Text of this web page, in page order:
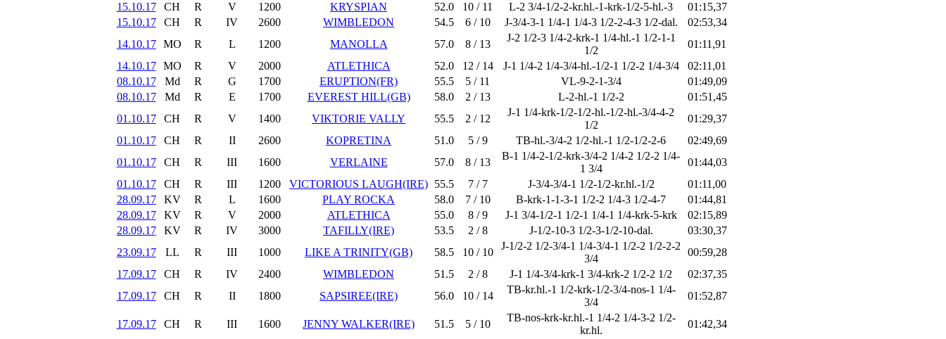
15.10.17
CH R V 1200 KRYSPIAN 52.0 10 / 11 L-2 3/4-1/2-2-kr.hl.-1-krk-1/2-5-hl.-3
01:15,37
15.10.17
CH R IV 2600 WIMBLEDON 54.5 6 / 10 J-3/4-3-1 1/4-1 1/4-3 1/2-2-4-3 1/2-dal.
02:53,34
14.10.17
MO R L 1200 MANOLLA 57.0 8 / 13
J-2 1/2-3 1/4-2-krk-1 1/4-hl.-1 1/2-1-1
1/2
01:11,91
14.10.17
MO R V 2000 ATLETHICA 52.0 12 / 14 J-1 1/4-2 1/4-3/4-hl.-1/2-1 1/2-2 1/4-3/4
02:11,01
08.10.17
Md R G 1700 ERUPTION(FR) 55.5 5 / 11 VL-9-2-1-3/4
01:49,09
08.10.17
Md R E 1700 EVEREST HILL(GB) 58.0 2 / 13 L-2-hl.-1 1/2-2
01:51,45
01.10.17
CH R V 1400 VIKTORIE VALLY 55.5 2 / 12
J-1 1/4-krk-1/2-1/2-hl.-1/2-hl.-3/4-4-2
1/2
01:29,37
01.10.17
CH R II 2600 KOPRETINA 51.0 5 / 9 TB-hl.-3/4-2 1/2-hl.-1 1/2-1/2-2-6
02:49,69
01.10.17
CH R III 1600 VERLAINE 57.0 8 / 13
B-1 1/4-2-1/2-krk-3/4-2 1/4-2 1/2-2 1/4-
1 3/4
01:44,03
01.10.17
CH R III 1200 VICTORIOUS LAUGH(IRE) 55.5 7 / 7 J-3/4-3/4-1 1/2-1/2-kr.hl.-1/2
01:11,00
28.09.17
KV R L 1600 PLAY ROCKA 58.0 7 / 10 B-krk-1-1-3-1 1/2-2 1/4-3 1/2-4-7
01:44,81
28.09.17
KV R V 2000 ATLETHICA 55.0 8 / 9 J-1 3/4-1/2-1 1/2-1 1/4-1 1/4-krk-5-krk
02:15,89
28.09.17
KV R IV 3000 TAFILLY(IRE) 53.5 2 / 8 J-1/2-10-3 1/2-3-1/2-10-dal.
03:30,37
23.09.17
LL R III 1000 LIKE A TRINITY(GB) 58.5 10 / 10
J-1/2-2 1/2-3/4-1 1/4-3/4-1 1/2-2 1/2-2-2
3/4
00:59,28
17.09.17
CH R IV 2400 WIMBLEDON 51.5 2 / 8 J-1 1/4-3/4-krk-1 3/4-krk-2 1/2-2 1/2
02:37,35
17.09.17
CH R II 1800 SAPSIREE(IRE) 56.0 10 / 14
TB-kr.hl.-1 1/2-krk-1/2-3/4-nos-1 1/4-
3/4
01:52,87
17.09.17 CH R III 1600 JENNY WALKER(IRE) 51.5 5 / 10
TB-nos-krk-kr.hl.-1 1/4-2 1/4-3-2 1/2-
kr.hl.
01:42,34